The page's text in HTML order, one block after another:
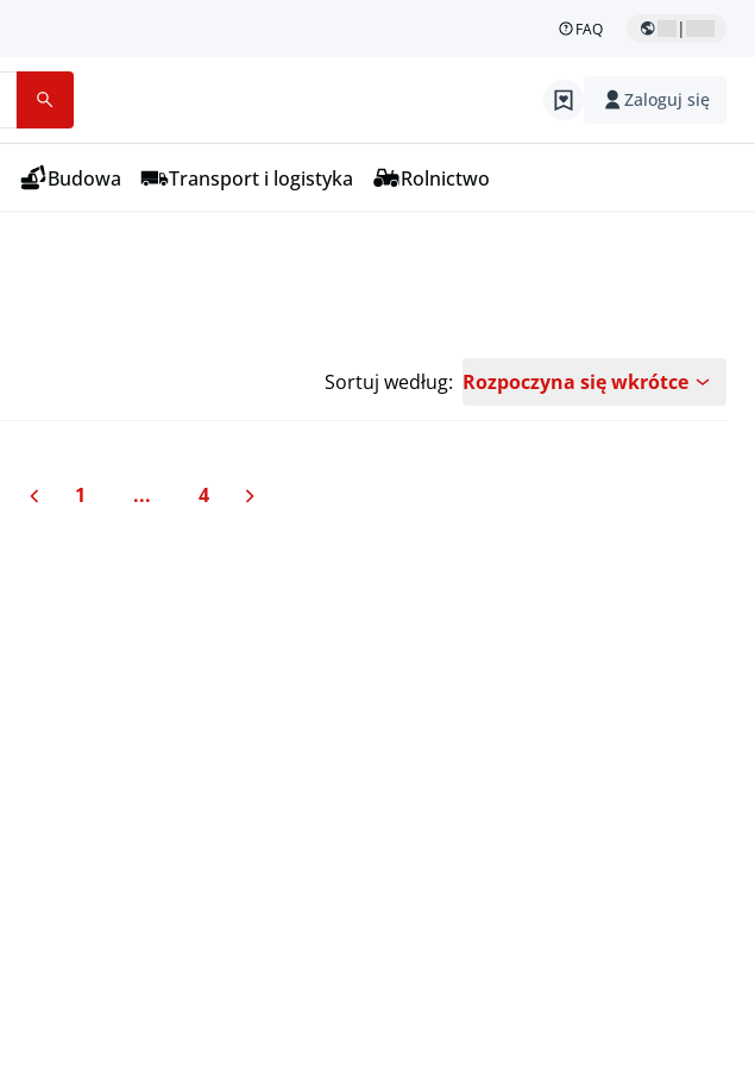
FAQ |
Zaloguj się
Budowa Transport i logistyka Rolnictwo
Sortuj według: Rozpoczyna się wkrótce
Poprzednia strona
Strona
1 ... Strona
4 Następna strona